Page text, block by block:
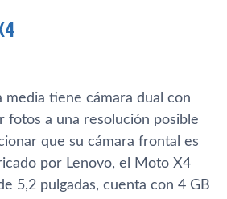
media tiene cámara dual con
fotos a una resolución posible
que su cámara frontal es
por Lenovo, el Moto X4
5,2 pulgadas, cuenta con 4 GB